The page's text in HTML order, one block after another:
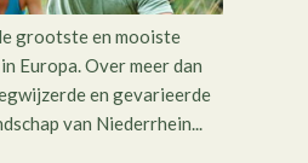
grootste en mooiste
Europa. Over meer dan
en gevarieerde
van Niederrhein...